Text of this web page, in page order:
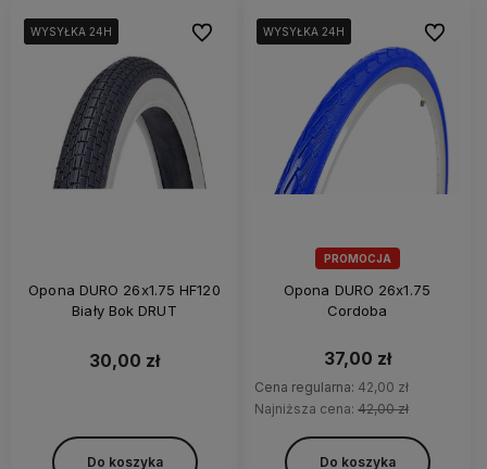
WYSYŁKA 24H
WYSYŁKA 24H
WYSYŁKA 24H
Opona DURO 26x1.75 HF120
Biały Bok DRUT
30,00 zł
Do koszyka
Do ulubionych
PROMOCJA
WYSYŁKA 24H
WYSYŁKA 24H
WYSYŁKA 24H
Opona DURO 26x1.75
Cordoba
37,00 zł
Cena regularna: 42,00 zł
Najniższa cena: 42,00 zł
Do koszyka
Do